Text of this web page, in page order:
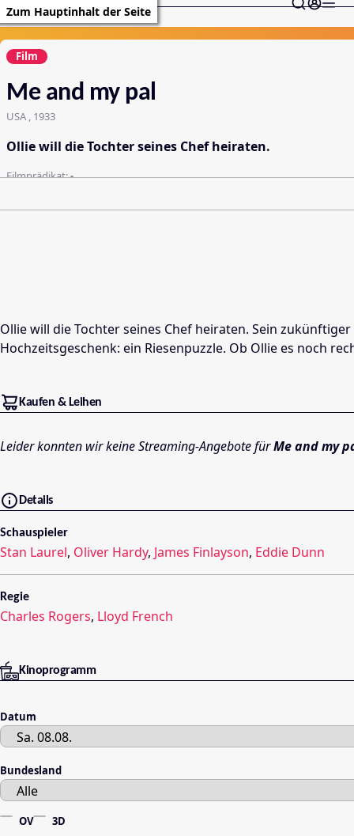
Zum Hauptinhalt der Seite
Film
Me and my pal
USA , 1933
Ollie will die Tochter seines Chef heiraten.
Filmprädikat:-
Ollie will die Tochter seines Chef heiraten. Sein
Hochzeitsgeschenk: ein Riesenpuzzle. Ob Ollie es noch
Kaufen & Leihen
Leider konnten wir keine Streaming-Angebote fürMe and my
Details
Schauspieler
Stan Laurel, Oliver Hardy, James Finlayson, Eddie Dunn
Regie
Charles Rogers, Lloyd French
Kinoprogramm
Datum
Bundesland
OV 3D